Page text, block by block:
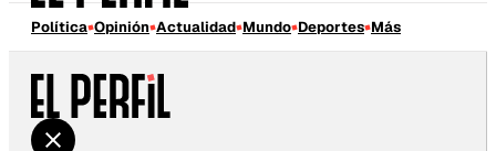
Política Opinión Actualidad Mundo Deportes Más